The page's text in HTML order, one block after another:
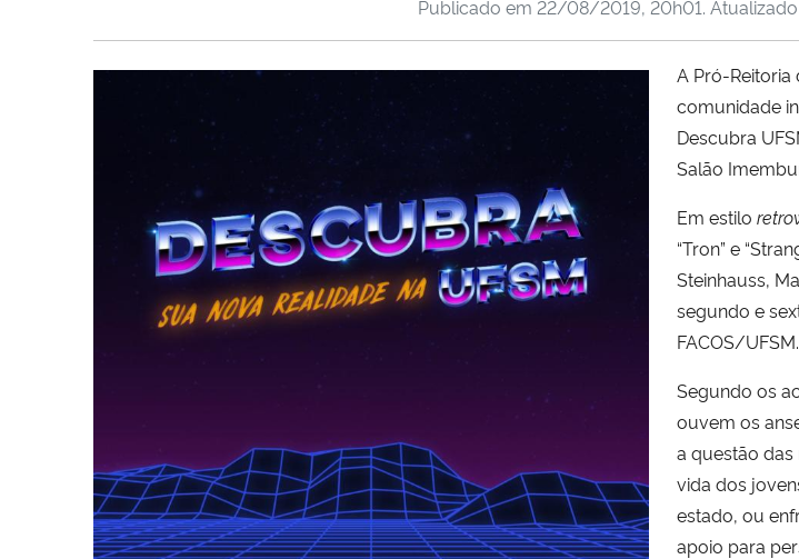
Publicado em 22/08/2019, 20h01. Atualizado
A Pró-Reitoria
comunidade
Descubra
Salão
Em estilo
“Tron” e
Steinhauss,
segundo e
FACOS/UFSM.
Segundo os
ouvem os
a questão
vida dos
estado, ou
apoio para